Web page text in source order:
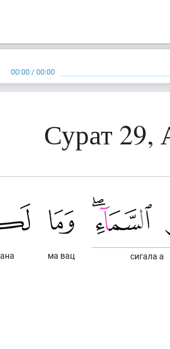
00:00 /00:00
Сурат 29,
сигала а
ма вац